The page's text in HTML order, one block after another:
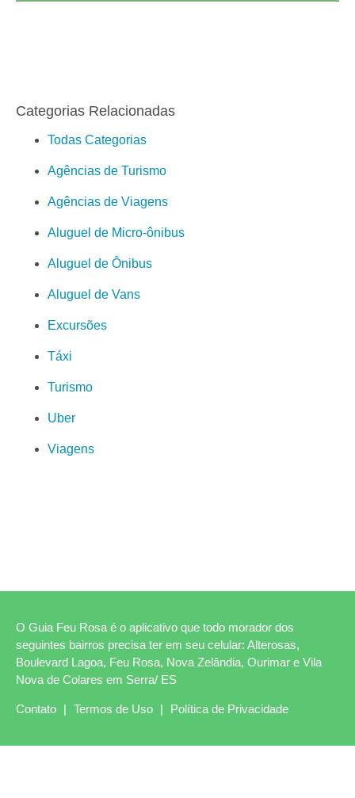
Categorias Relacionadas
Todas Categorias
Agências de Turismo
Agências de Viagens
Aluguel de Micro-ônibus
Aluguel de Ônibus
Aluguel de Vans
Excursões
Táxi
Turismo
Uber
Viagens
O Guia Feu Rosa é o aplicativo que todo morador dos
seguintes bairros precisa ter em seu celular: Alterosas,
Boulevard Lagoa, Feu Rosa, Nova Zelândia, Ourimar e Vila
Nova de Colares em Serra/ ES
Contato | Termos de Uso | Política de Privacidade